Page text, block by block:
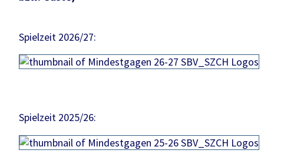
Spielzeit 2026/27:
Spielzeit 2025/26: